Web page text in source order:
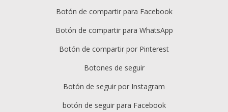
Botón de compartir para Facebook
Botón de compartir para WhatsApp
Botón de compartir por Pinterest
Botones de seguir
Botón de seguir por Instagram
botón de seguir para Facebook